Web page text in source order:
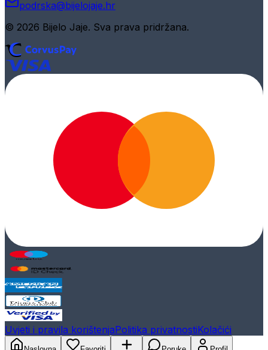
podrska@bijelojaje.hr
© 2026 Bijelo Jaje. Sva prava pridržana.
Uvjeti i pravila korištenjaPolitika privatnostiKolačići